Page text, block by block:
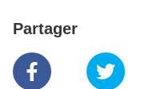
Partager